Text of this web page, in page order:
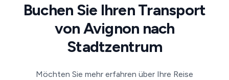
Buchen Sie Ihren Transport
von Avignon nach
Stadtzentrum
Möchten Sie mehr erfahren über Ihre Reise